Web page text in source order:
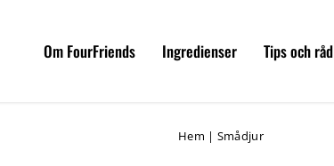
Om FourFriends Ingredienser Tips och råd
Hem | Smådjur